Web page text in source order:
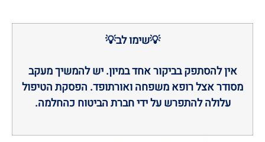
💡שימו לב💡
אין להסתפק בביקור אחד במיון. יש להמשיך מעקב
מסודר אצל רופא משפחה ואורתופד. הפסקת הטיפול
עלולה להתפרש על ידי חברת הביטוח כהחלמה.